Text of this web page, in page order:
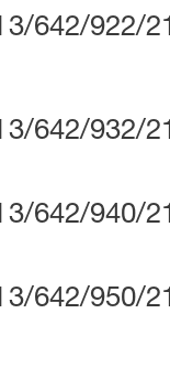
3/642/922/21
3/642/932/21
3/642/940/21
3/642/950/21